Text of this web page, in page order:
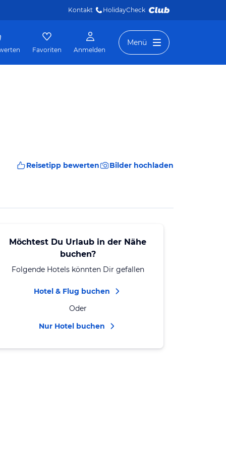
Kontakt HolidayCheck
Favoriten Anmelden
Menü
Reisetipp bewerten Bilder hochladen
Möchtest Du Urlaub in der Nähe
buchen?
Folgende Hotels könnten Dir gefallen
Hotel & Flug buchen
Oder
Nur Hotel buchen